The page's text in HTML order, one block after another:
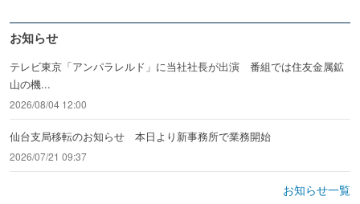
お知らせ
テレビ東京「アンパラレルド」に当社社長が出演 番組では住友金属鉱
山の機...
2026/08/04 12:00
仙台支局移転のお知らせ 本日より新事務所で業務開始
2026/07/21 09:37
お知らせ一覧